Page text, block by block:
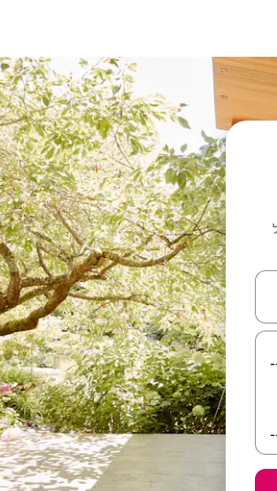
ולמטה או לעיין בעזרת תנועות מגע או החלקה.